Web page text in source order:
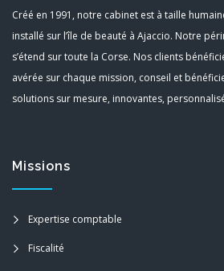
Créé en 1991, notre cabinet est à taille
installé sur l’île de beauté à Ajaccio. Notre
s’étend sur toute la Corse. Nos clients
avérée sur chaque mission, conseil et
solutions sur mesure, innovantes,
Missions
Expertise comptable
Fiscalité